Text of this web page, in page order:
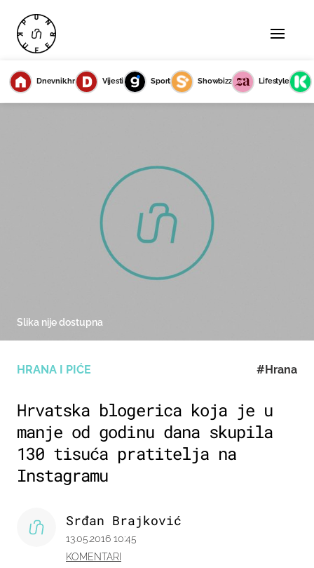
Dnevnik.hr Vijesti Sport Showbizz Lifestyle
HRANA I PIĆE #Hrana
Hrvatska blogerica koja je u
manje od godinu dana skupila
130 tisuća pratitelja na
Instagramu
Srđan Brajković
13.05.2016 10:45
KOMENTARI
Slika nije dostupna